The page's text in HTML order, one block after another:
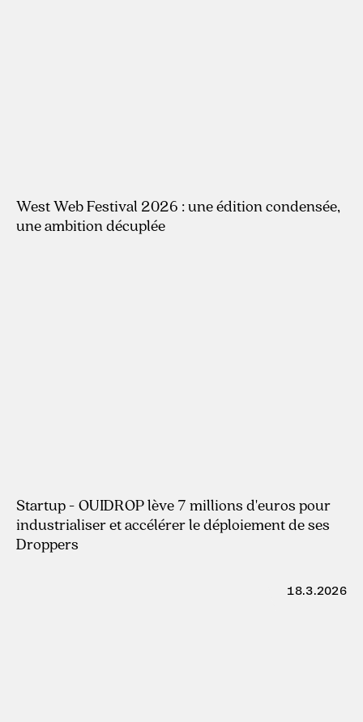
West Web Festival 2026 : une édition condensée,
une ambition décuplée
22.4.2026
Startup - OUIDROP lève 7 millions d'euros pour
industrialiser et accélérer le déploiement de ses
Droppers
18.3.2026